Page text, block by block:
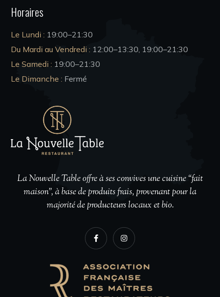
Horaires
Le Lundi : 19:00–21:30
Du Mardi au Vendredi : 12:00–13:30, 19:00–21:30
Le Samedi : 19:00–21:30
Le Dimanche : Fermé
La Nouvelle Table offre à ses convives une cuisine “fait
maison”, à base de produits frais, provenant pour la
majorité de producteurs locaux et bio.